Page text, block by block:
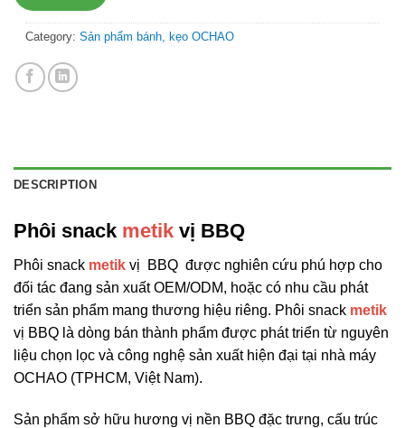
Category: Sản phẩm bánh, kẹo OCHAO
DESCRIPTION
Phôi snack metik vị BBQ
Phôi snack metik vị BBQ được nghiên cứu phú hợp cho
đối tác đang sản xuất OEM/ODM, hoặc có nhu cầu phát
triển sản phẩm mang thương hiệu riêng. Phôi snack metik
vị BBQ là dòng bán thành phẩm được phát triển từ nguyên
liệu chọn lọc và công nghệ sản xuất hiện đại tại nhà máy
OCHAO (TPHCM, Việt Nam).
Sản phẩm sở hữu hương vị nền BBQ đặc trưng, cấu trúc